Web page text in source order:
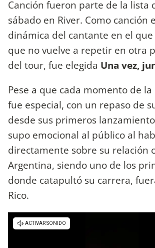
Canción fueron parte de la lista
sábado en River. Como canción
dinámica del cantante en el
que no vuelve a repetir en otra
del tour, fue elegida Una vez,
Pese a que cada momento de
fue especial, con un repaso de
desde sus primeros
supo emocional al público al
directamente sobre su relación
Argentina, siendo uno de los
donde catapultó su carrera,
Rico.